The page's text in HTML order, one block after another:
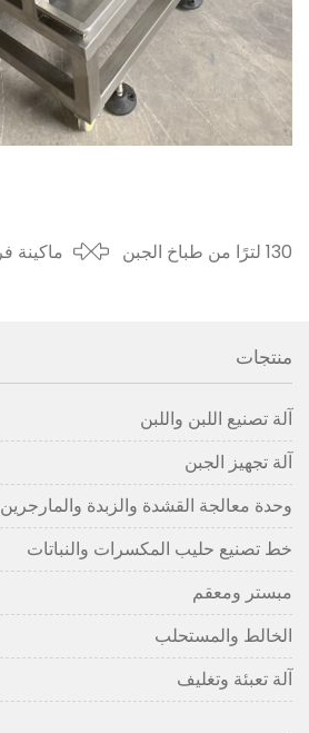
130 لترًا من طباخ الجبن
منتجات
آلة تصنيع اللبن واللبن
آلة تجهيز الجبن
وحدة معالجة القشدة والزبدة والمارجرين
خط تصنيع حليب المكسرات والنباتات
مبستر ومعقم
الخالط والمستحلب
آلة تعبئة وتغليف